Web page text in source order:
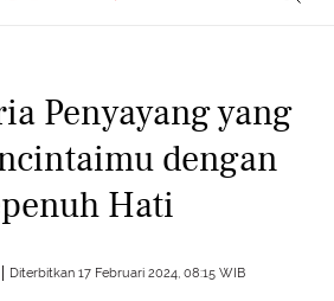
Penyayang yang
dengan
Hati
Diterbitkan 17 Februari 2024, 08:15 WIB